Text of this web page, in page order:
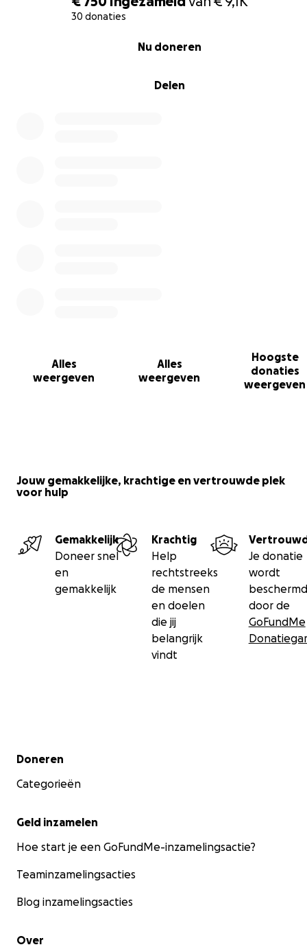
30 donaties
Delen
Nu doneren
Alles
weergeven
Alles
weergeven
Hoogste
donaties
weergeven
Jouw gemakkelijke, krachtige en vertrouwde plek
voor hulp
Gemakkelijk
Doneer snel
en
gemakkelijk
Krachtig
Help
rechtstreeks
de mensen
en doelen
die jij
belangrijk
vindt
Je donatie
wordt
beschermd
door de
GoFundMe
Secundair menu
Doneren
Categorieën
Geld inzamelen
Hoe start je een GoFundMe-inzamelingsactie?
Teaminzamelingsacties
Blog inzamelingsacties
Over